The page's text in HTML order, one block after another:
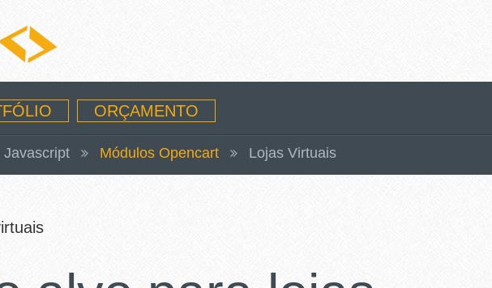
ORÇAMENTO
Javascript Módulos Opencart Lojas Virtuais